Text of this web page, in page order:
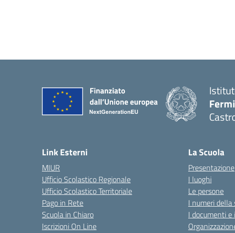
Link Esterni
MIUR
Ufficio Scolastico Regionale
Ufficio Scolastico Territoriale
Pago in Rete
Scuola in Chiaro
Iscrizioni On Line
La Scuola
Presentazione
I luoghi
Le persone
I numeri della
I documenti